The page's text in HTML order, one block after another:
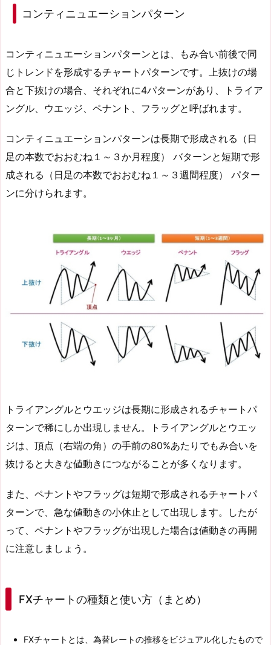
コンティニュエーションパターン
コンティニュエーションパターンとは、もみ合い前後で同
じトレンドを形成するチャートパターンです。上抜けの場
合と下抜けの場合、それぞれに4パターンがあり、トライア
ングル、ウエッジ、ペナント、フラッグと呼ばれます。
コンティニュエーションパターンは長期で形成される（日
足の本数でおおむね１～３か月程度） バターンと短期で形
成される（日足の本数でおおむね１～３週間程度） パター
ンに分けられます。
トライアングルとウエッジは長期に形成されるチャートパ
ターンで稀にしか出現しません。トライアングルとウエッ
ジは、頂点（右端の角）の手前の80%あたりでもみ合いを
抜けると大きな値動きにつながることが多くなります。
また、ペナントやフラッグは短期で形成されるチャートパ
ターンで、急な値動きの小休止として出現します。したが
って、ペナントやフラッグが出現した場合は値動きの再開
に注意しましょう。
FXチャートの種類と使い方（まとめ）
FXチャートとは、為替レートの推移をビジュアル化したもので